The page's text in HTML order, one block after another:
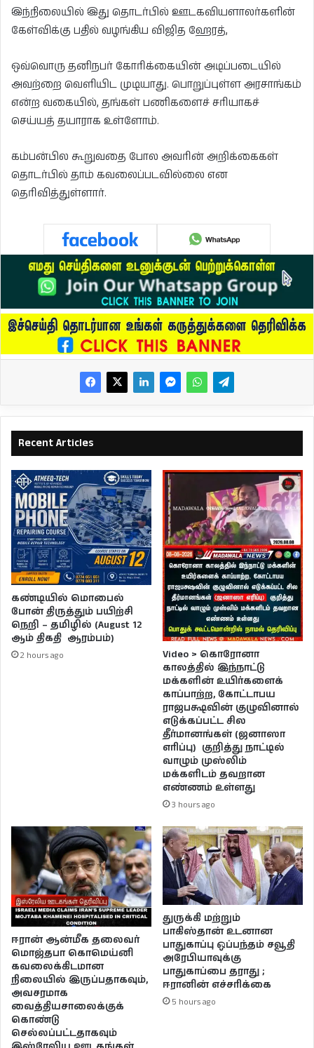
இந்நிலையில் இது தொடர்பில் ஊடகவியளாலர்களின்
கேள்விக்கு பதில் வழங்கிய விஜித ஹேரத்,
ஒவ்வொரு தனிநபர் கோரிக்கையின் அடிப்படையில்
அவற்றை வெளியிட முடியாது. பொறுப்புள்ள அரசாங்கம்
என்ற வகையில், தங்கள் பணிகளைச் சரியாகச்
செய்யத் தயாராக உள்ளோம்.
கம்பன்பில கூறுவதை போல அவரின் அறிக்கைகள்
தொடர்பில் தாம் கவலைப்படவில்லை என
தெரிவித்துள்ளார்.
Recent Articles
கண்டியில் மொபைல்
போன் திருத்தும் பயிற்சி
நெறி – தமிழில் (August 12
ஆம் திகதி ஆரம்பம்)
2 hours ago
Video > கொரோனா
காலத்தில் இந்நாட்டு
மக்களின் உயிர்களைக்
காப்பாற்ற, கோட்டாபய
ராஜபக்ஷவின் குழுவினால்
எடுக்கப்பட்ட சில
தீர்மானங்கள் (ஜனாஸா
எரிப்பு) குறித்து நாட்டில்
வாழும் முஸ்லிம்
மக்களிடம் தவறான
எண்ணம் உள்ளது
3 hours ago
ஈரான் ஆன்மீக தலைவர்
மொஜ்தபா கொமெய்னி
கவலைக்கிடமான
நிலையில் இருப்பதாகவும்,
அவசரமாக
வைத்தியசாலைக்குக்
கொண்டு
செல்லப்பட்டதாகவும்
துருக்கி மற்றும்
பாகிஸ்தான் உடனான
பாதுகாப்பு ஒப்பந்தம் சவூதி
அரேபியாவுக்கு
பாதுகாப்பை தராது ;
ஈரானின் எச்சரிக்கை
5 hours ago